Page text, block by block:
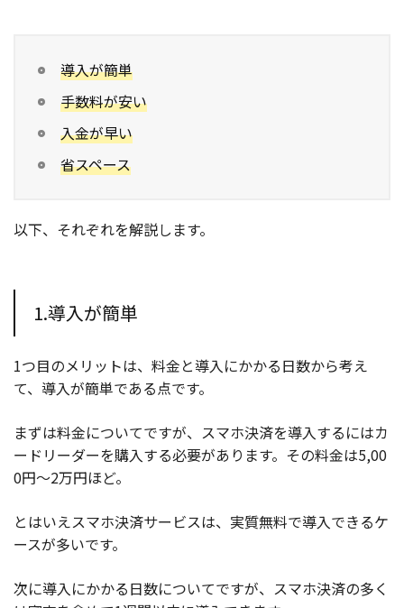
導入が簡単
手数料が安い
入金が早い
省スペース
以下、それぞれを解説します。
1.導入が簡単
1つ目のメリットは、料金と導入にかかる日数から考え
て、導入が簡単である点です。
まずは料金についてですが、スマホ決済を導入するにはカ
ードリーダーを購入する必要があります。その料金は5,00
0円〜2万円ほど。
とはいえスマホ決済サービスは、実質無料で導入できるケ
ースが多いです。
次に導入にかかる日数についてですが、スマホ決済の多く